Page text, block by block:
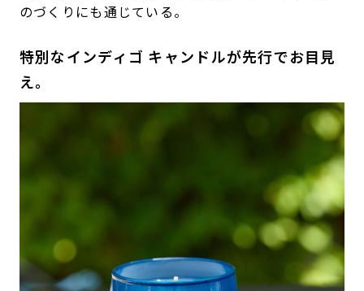
のづくりにも通じている。
特別なインディゴ キャンドルが先行でお目見
え。